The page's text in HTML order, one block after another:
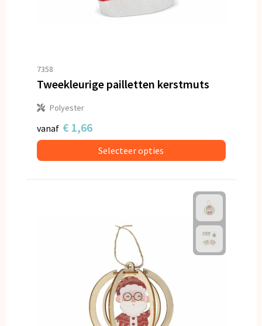
7358
Tweekleurige pailletten kerstmuts
Polyester
vanaf € 1,66
Selecteer opties